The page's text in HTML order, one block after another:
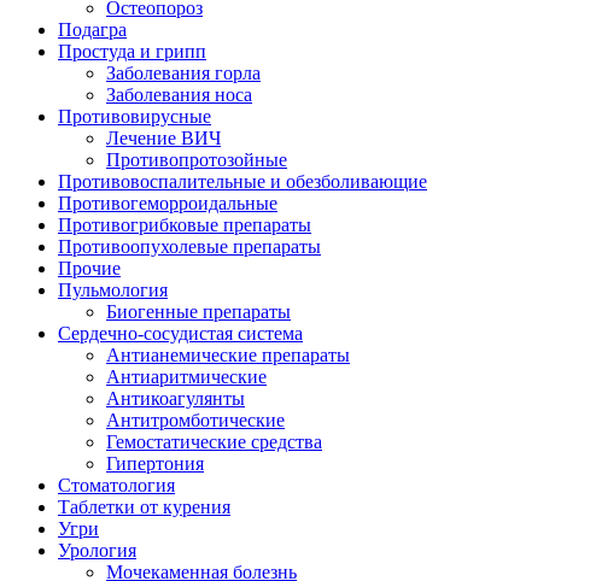
Остеопороз
Подагра
Простуда и грипп
Заболевания горла
Заболевания носа
Противовирусные
Лечение ВИЧ
Противопротозойные
Противовоспалительные и обезболивающие
Противогеморроидальные
Противогрибковые препараты
Противоопухолевые препараты
Прочие
Пульмология
Биогенные препараты
Сердечно-сосудистая система
Антианемические препараты
Антиаритмические
Антикоагулянты
Антитромботические
Гемостатические средства
Гипертония
Стоматология
Таблетки от курения
Угри
Урология
Мочекаменная болезнь